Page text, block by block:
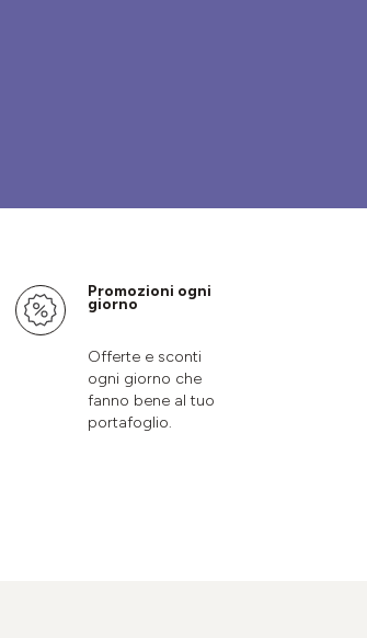
Promozioni ogni
giorno
Offerte e sconti
ogni giorno che
fanno bene al tuo
portafoglio.